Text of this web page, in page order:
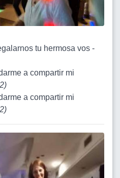
tu hermosa vos -
a compartir mi
)
a compartir mi
)